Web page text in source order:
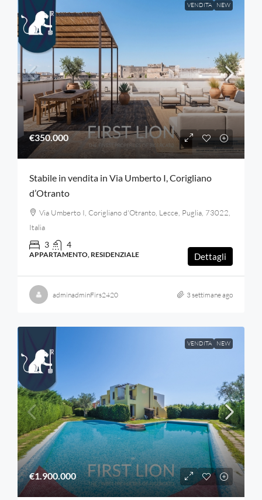
VENDITA NEW
€350.000
Stabile in vendita in Via Umberto I, Corigliano
d’Otranto
Via Umberto I, Corigliano d'Otranto, Lecce, Puglia, 73022,
Italia
3 4
APPARTAMENTO, RESIDENZIALE Dettagli
adminadminFirs2420 3 settimane ago
VENDITA NEW
€1.900.000